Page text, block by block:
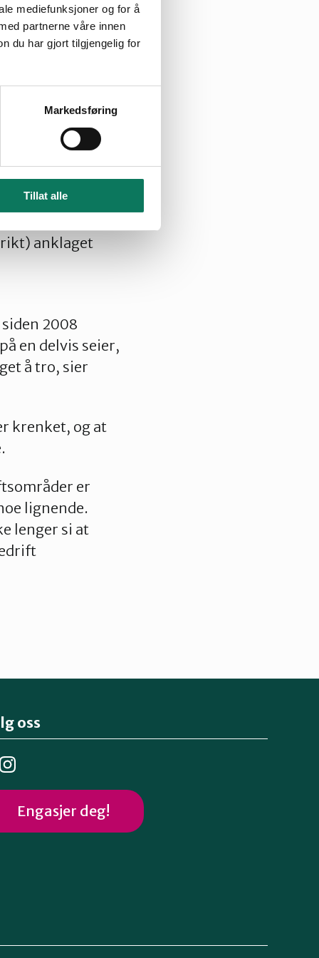
mediefunksjoner og for å
partnerne våre innen
du har gjort tilgjengelig for
Markedsføring
Tillat alle
i området.
tatt ned og
Gulowsen,
anklaget
2008
en delvis seier,
å tro, sier
krenket, og at
er
lignende.
lenger si at
oss
Engasjer deg!